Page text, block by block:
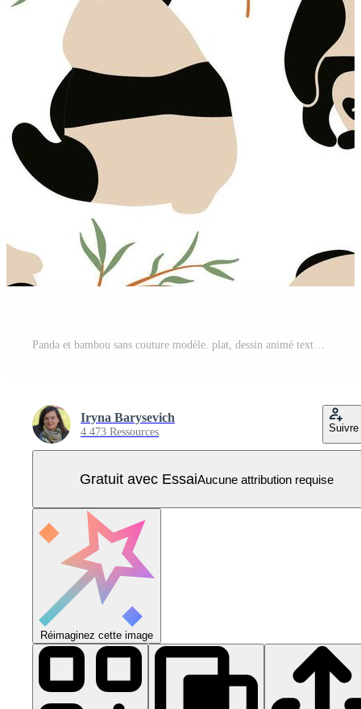
Panda et bambou sans couture modèle. plat, dessin animé texture Vecteur Pro
Iryna Barysevich
4 473 Ressources Suivre
Gratuit avec EssaiAucune attribution requise
Réimaginez cette image